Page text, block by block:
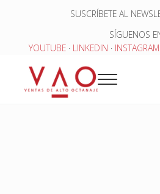
Saltar al contenido principal
Skip to header right navigation
SUSCRÍBETE AL
SÍGUENOS
YOUTUBE · LINKEDIN · INSTAGRAM
Menu